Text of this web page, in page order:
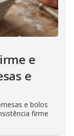
e
e
e bolos
firme